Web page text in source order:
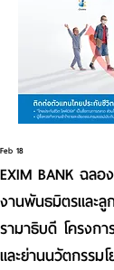
EXIM BANK ฉล
งานพันธมิตรและ
รามาธิบดี โครงก
และย่านนวัตกรรมโ
Feb 18